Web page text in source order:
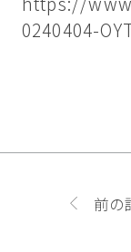
0240404-
前の